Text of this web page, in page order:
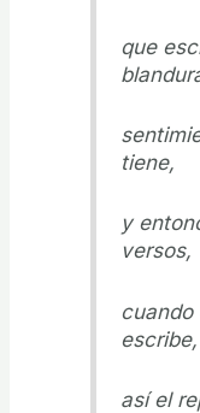
que
tiene,
y
versos,
cuando
escribe,
así el